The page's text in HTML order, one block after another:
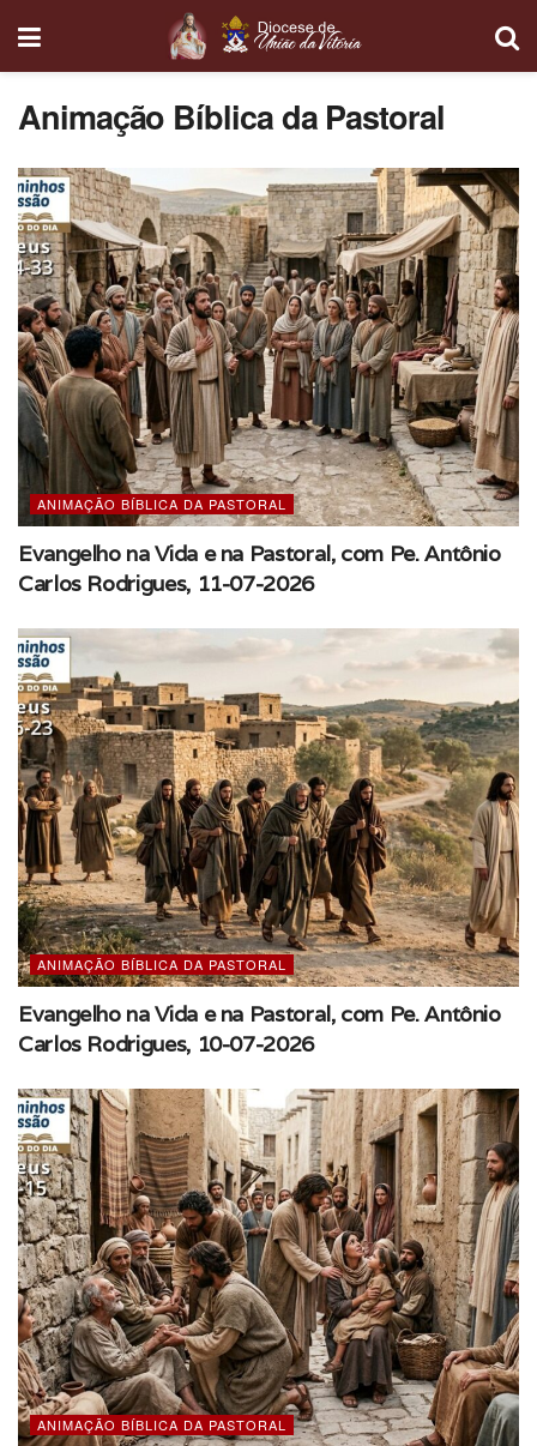
Animação Bíblica da Pastoral
ANIMAÇÃO BÍBLICA DA PASTORAL
Evangelho na Vida e na Pastoral, com Pe. Antônio
Carlos Rodrigues, 11-07-2026
ANIMAÇÃO BÍBLICA DA PASTORAL
Evangelho na Vida e na Pastoral, com Pe. Antônio
Carlos Rodrigues, 10-07-2026
ANIMAÇÃO BÍBLICA DA PASTORAL